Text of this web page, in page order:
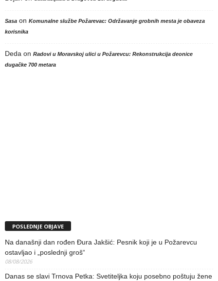
Sasa on Komunalne službe Požarevac: Održavanje grobnih mesta je obaveza
korisnika
Deda on Radovi u Moravskoj ulici u Požarevcu: Rekonstrukcija deonice
dugačke 700 metara
POSLEDNJE OBJAVE
Na današnji dan rođen Đura Jakšić: Pesnik koji je u Požarevcu
ostavljao i „poslednji groš“
08/08/2026
Danas se slavi Trnova Petka: Svetiteljka koju posebno poštuju žene